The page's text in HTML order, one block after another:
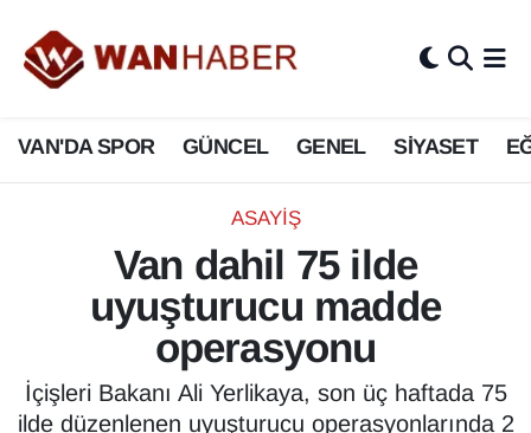
VAN'DA SPOR GÜNCEL GENEL SİYASET
ASAYİŞ
Van dahil 75 ilde
uyuşturucu madde
operasyonu
İçişleri Bakanı Ali Yerlikaya, son üç haftada 75
ilde düzenlenen uyuşturucu operasyonlarında 2
3.SAYFA
ASAYİŞ
BİLİM VE TEKNOLOJİ
Biyografi
Bölge Haberleri
ÇEVRE
Van Nöbetçi Eczaneler
Van Hava Durumu
Van Namaz Vakitleri
Van Trafik Yoğunluk Haritası
Süper Lig Puan Durumu ve Fikstür
Tüm Manşetler